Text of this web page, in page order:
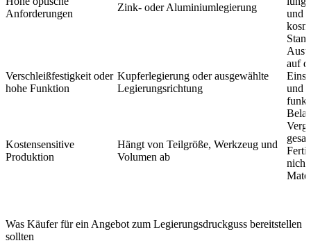
Anforderungen
Zink- oder Aluminiumlegierung
und
Verschleißfestigkeit oder
hohe Funktion
Kupferlegierung oder ausgewählte
Legierungsrichtung
auf
und
Kostensensitive
Produktion
Hängt von Teilgröße, Werkzeug und
Volumen ab
nicht
Was Käufer für ein Angebot zum Legierungsdruckguss bereitstellen
sollten